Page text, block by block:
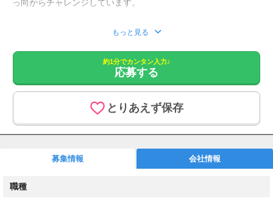
っ向からチャレンジしています。
■お一人お一人のご希望の条件を、専任の担当がじっくり伺っ
■職場の雰囲気など、詳細な情報もご紹介。
■面接対策や、履歴の添削など、転職活動を全面的にサポート！
■非公開の特別求人もございます。
■LINEでの転職相談も行っております。
介護付有料＜業界最大手ベネッセ運営＞でのお仕事です
く、働きやすい」職場づくりを目指して、さまざまな福利厚生・
各種制度を用意しています
もっと見る
とりあえず保存
約1分でカンタン入力♪
応募する
募集情報 会社情報
職種